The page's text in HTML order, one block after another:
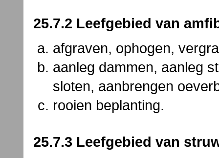
25.7.2 Leefgebied van
afgraven, ophogen,
aanleg dammen, aanleg
sloten, aanbrengen
rooien beplanting.
25.7.3 Leefgebied van